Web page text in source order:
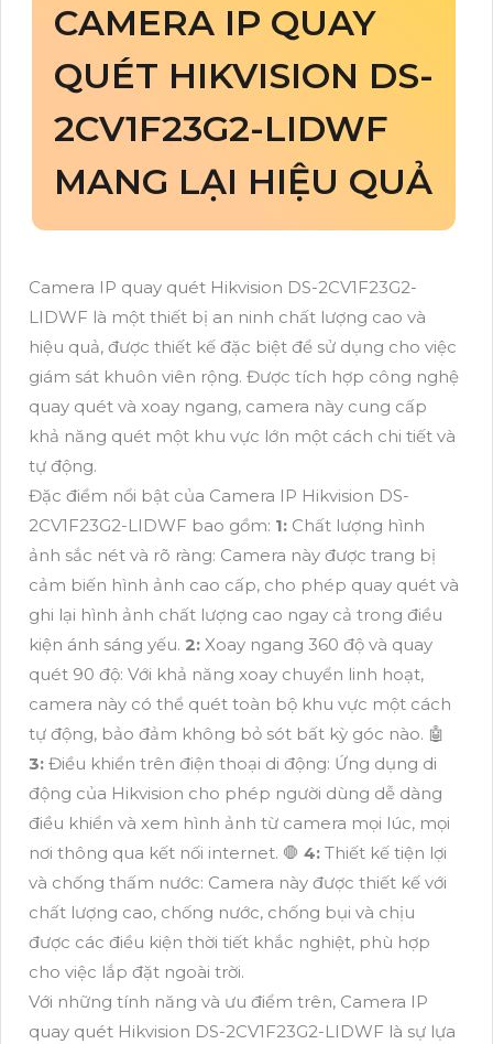
CAMERA IP QUAY
QUÉT HIKVISION DS-
2CV1F23G2-LIDWF
MANG LẠI HIỆU QUẢ
Camera IP quay quét Hikvision DS-2CV1F23G2-
LIDWF là một thiết bị an ninh chất lượng cao và
hiệu quả, được thiết kế đặc biệt để sử dụng cho việc
giám sát khuôn viên rộng. Được tích hợp công nghệ
quay quét và xoay ngang, camera này cung cấp
khả năng quét một khu vực lớn một cách chi tiết và
tự động.
Đặc điểm nổi bật của Camera IP Hikvision DS-
2CV1F23G2-LIDWF bao gồm: 1: Chất lượng hình
ảnh sắc nét và rõ ràng: Camera này được trang bị
cảm biến hình ảnh cao cấp, cho phép quay quét và
ghi lại hình ảnh chất lượng cao ngay cả trong điều
kiện ánh sáng yếu. 2: Xoay ngang 360 độ và quay
quét 90 độ: Với khả năng xoay chuyển linh hoạt,
camera này có thể quét toàn bộ khu vực một cách
tự động, bảo đảm không bỏ sót bất kỳ góc nào. 🤖️
3: Điều khiển trên điện thoại di động: Ứng dụng di
động của Hikvision cho phép người dùng dễ dàng
điều khiển và xem hình ảnh từ camera mọi lúc, mọi
nơi thông qua kết nối internet. 🛑 4: Thiết kế tiện lợi
và chống thấm nước: Camera này được thiết kế với
chất lượng cao, chống nước, chống bụi và chịu
được các điều kiện thời tiết khắc nghiệt, phù hợp
cho việc lắp đặt ngoài trời.
Với những tính năng và ưu điểm trên, Camera IP
quay quét Hikvision DS-2CV1F23G2-LIDWF là sự lựa